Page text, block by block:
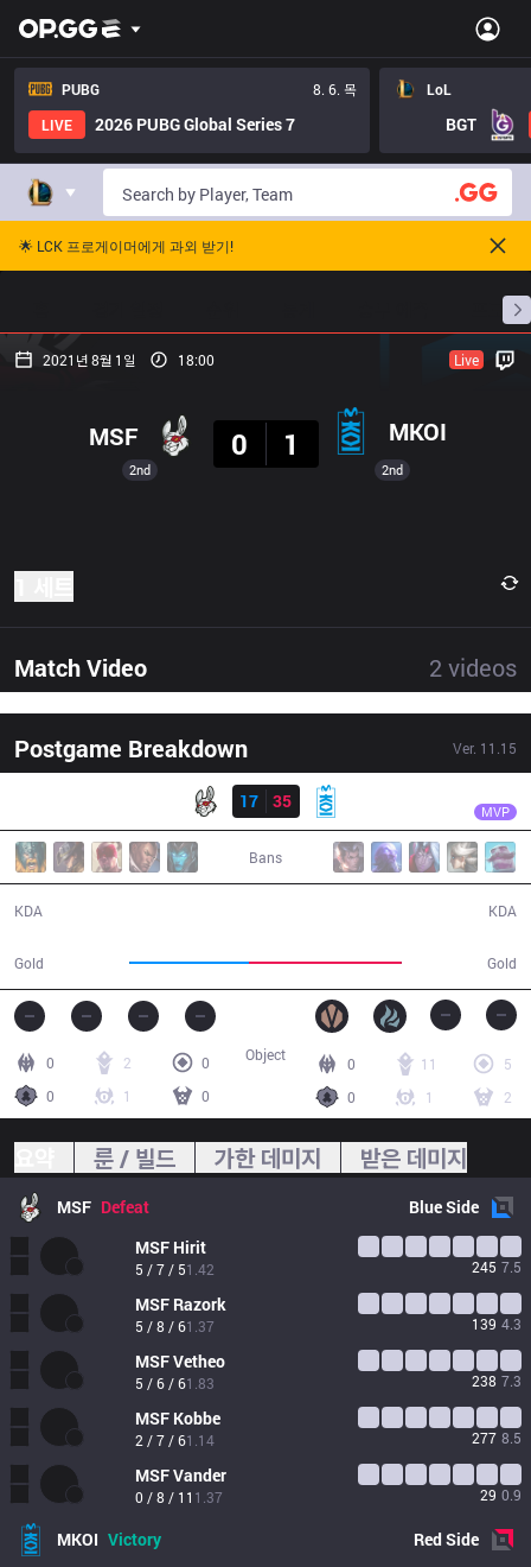
PUBG
8. 6. 목
LIVE
2026 PUBG Global Series 7
LoL
BGT
🌟 LCK 프로게이머에게 과외 받기!
프로빌
2021년 8월 1일 18:00 Live
2nd
MSF
0
1 MKOI
2nd
Match Video 2 videos
Postgame Breakdown Ver. 11.15
17
35 MVP
Bans
KDA
Gold Gold
KDA
0 2
0
0
1 0
0 11
5
0
1 2
Object
룬 / 빌드 가한 데미지 받은 데미지
MSF Defeat BlueSide
MSF Hirit
5 / 7 / 51.42 245 7.5
MSF Razork
5 / 8 / 61.37 139 4.3
MSFVetheo
5 / 6 / 61.83 238 7.3
MSF Kobbe
2 / 7 / 61.14 277 8.5
MSFVander
0 / 8 / 11 1.37 29 0.9
MKOI Victory RedSide